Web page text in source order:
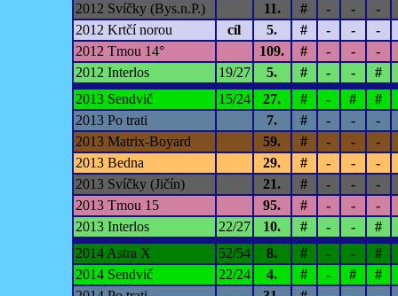
2012 Svíčky (Bys.n.P.)
11. # - -
-
2012 Krtčí norou
cíl 5. # - -
-
2012 Tmou 14°
109. # - -
-
2012 Interlos
19/27 5. # - -
#
2013 Sendvič
15/24 27. # - #
#
2013 Po trati
7. # - -
-
2013 Matrix-Boyard
59. # - -
-
2013 Bedna
29. # - -
-
2013 Svíčky (Jičín)
21. # - -
-
2013 Tmou 15
95. # - -
-
2013 Interlos
22/27 10. # - -
#
2014 Astra X
52/54 8. # - -
#
2014 Sendvič
22/24 4. # - #
#